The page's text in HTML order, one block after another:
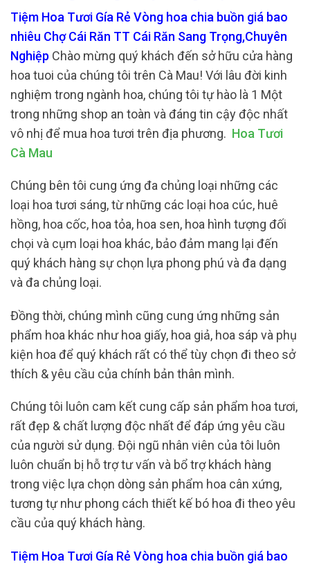
Tiệm Hoa Tươi Gía Rẻ Vòng hoa chia buồn giá bao
nhiêu Chợ Cái Răn TT Cái Răn Sang Trọng,Chuyên
Nghiệp Chào mừng quý khách đến sở hữu cửa hàng
hoa tuoi của chúng tôi trên Cà Mau! Với lâu đời kinh
nghiệm trong ngành hoa, chúng tôi tự hào là 1 Một
trong những shop an toàn và đáng tin cậy độc nhất
vô nhị để mua hoa tươi trên địa phương. Hoa Tươi
Cà Mau
Chúng bên tôi cung ứng đa chủng loại những các
loại hoa tươi sáng, từ những các loại hoa cúc, huê
hồng, hoa cốc, hoa tỏa, hoa sen, hoa hình tượng đối
chọi và cụm loại hoa khác, bảo đảm mang lại đến
quý khách hàng sự chọn lựa phong phú và đa dạng
và đa chủng loại.
Đồng thời, chúng mình cũng cung ứng những sản
phẩm hoa khác như hoa giấy, hoa giả, hoa sáp và phụ
kiện hoa để quý khách rất có thể tùy chọn đi theo sở
thích & yêu cầu của chính bản thân mình.
Chúng tôi luôn cam kết cung cấp sản phẩm hoa tươi,
rất đẹp & chất lượng độc nhất để đáp ứng yêu cầu
của người sử dụng. Đội ngũ nhân viên của tôi luôn
luôn chuẩn bị hỗ trợ tư vấn và bổ trợ khách hàng
trong việc lựa chọn dòng sản phẩm hoa cân xứng,
tương tự như phong cách thiết kế bó hoa đi theo yêu
cầu của quý khách hàng.
Tiệm Hoa Tươi Gía Rẻ Vòng hoa chia buồn giá bao